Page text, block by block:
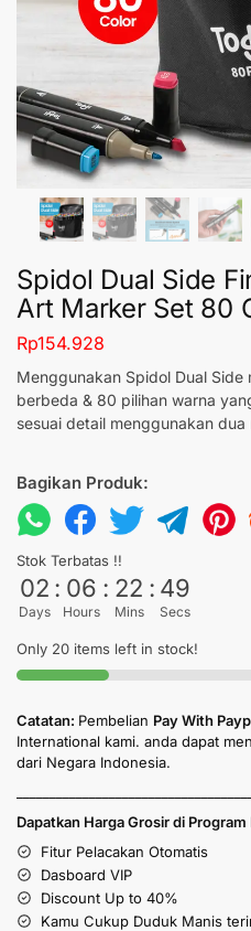
Spidol Dual Side
Art Marker Set 80
Rp154.928
Menggunakan Spidol Dual
berbeda & 80 pilihan warna
sesuai detail menggunakan dua
Bagikan Produk:
Stok Terbatas !!
02
Days
: 06
Hours
: 22
Mins
: 49
Secs
Only 20 items left in stock!
Catatan: Pembelian Pay With
International kami. anda dapat
dari Negara Indonesia.
Dapatkan Harga Grosir di
Fitur Pelacakan Otomatis
Dasboard VIP
Discount Up to 40%
Kamu Cukup Duduk Manis